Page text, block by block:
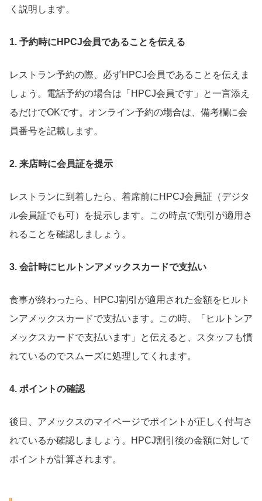
く説明します。
1. 予約時にHPCJ会員であることを伝える
レストラン予約の際、必ずHPCJ会員であることを伝えま
しょう。電話予約の場合は「HPCJ会員です」と一言添え
るだけでOKです。オンライン予約の場合は、備考欄に会
員番号を記載します。
2. 来店時に会員証を提示
レストランに到着したら、着席前にHPCJ会員証（デジタ
ル会員証でも可）を提示します。この時点で割引が適用さ
れることを確認しましょう。
3. 会計時にヒルトンアメックスカードで支払い
食事が終わったら、HPCJ割引が適用された金額をヒルト
ンアメックスカードで支払います。この時、「ヒルトンア
メックスカードで支払います」と伝えると、スタッフも慣
れているのでスムーズに処理してくれます。
4. ポイントの確認
後日、アメックスのマイページでポイントが正しく付与さ
れているか確認しましょう。HPCJ割引後の金額に対して
ポイントが計算されます。